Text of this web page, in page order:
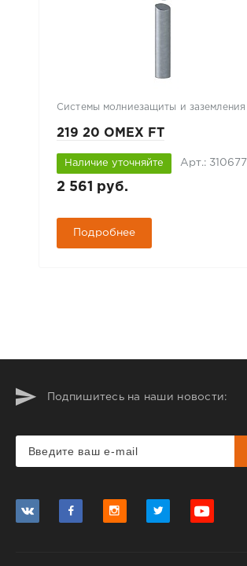
Системы молниезащиты и заземления
219 20 OMEX FT
Наличие уточняйте Арт.: 310677
2 561 руб.
Подробнее
Подпишитесь на наши новости: